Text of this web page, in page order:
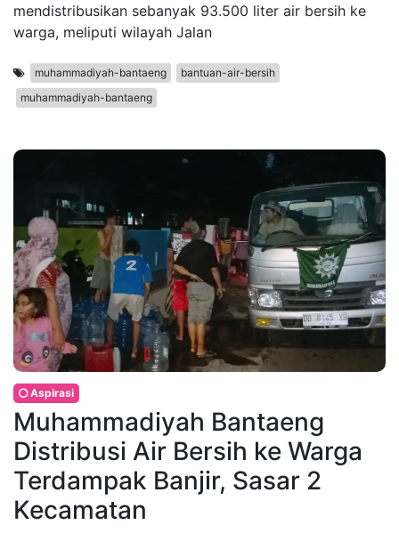
mendistribusikan sebanyak 93.500 liter air bersih ke
warga, meliputi wilayah Jalan
muhammadiyah-bantaeng
bantuan-air-bersih
muhammadiyah-bantaeng
Aspirasi
Muhammadiyah Bantaeng
Distribusi Air Bersih ke Warga
Terdampak Banjir, Sasar 2
Kecamatan